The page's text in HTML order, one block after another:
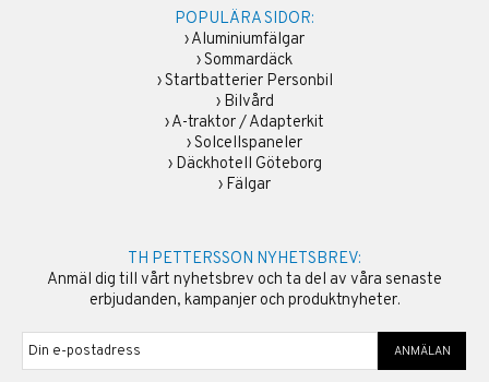
POPULÄRA SIDOR:
›Aluminiumfälgar
›Sommardäck
›Startbatterier Personbil
› Bilvård
›A-traktor / Adapterkit
›Solcellspaneler
› Däckhotell Göteborg
› Fälgar
TH PETTERSSON NYHETSBREV:
Anmäl dig till vårt nyhetsbrev och ta del av våra senaste
erbjudanden, kampanjer och produktnyheter.
ANMÄLAN